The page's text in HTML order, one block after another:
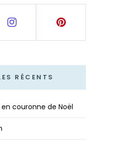
RÉCENTS
couronne de Noël